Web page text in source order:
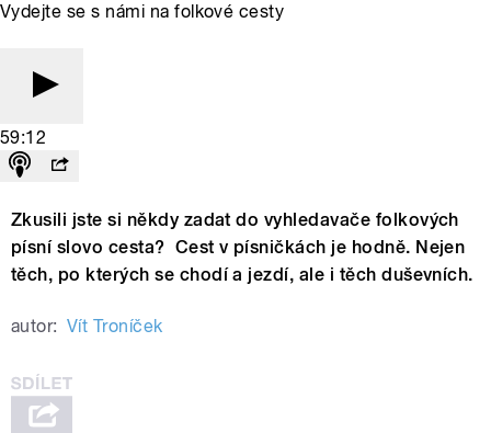
Vydejte se s námi na folkové cesty
59:12
Zkusili jste si někdy zadat do vyhledavače folkových
písní slovo cesta? Cest v písničkách je hodně. Nejen
těch, po kterých se chodí a jezdí, ale i těch duševních.
autor: Vít Troníček